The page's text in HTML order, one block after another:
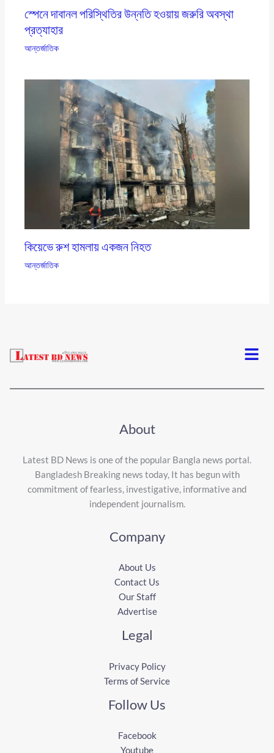
স্পেনে দাবানল পরিস্থিতির উন্নতি হওয়ায় জরুরি অবস্থা
প্রত্যাহার
আন্তর্জাতিক
কিয়েভে রুশ হামলায় একজন নিহত
আন্তর্জাতিক
Menu
About
Latest BD News is one of the popular Bangla news portal.
Bangladesh Breaking news today, It has begun with
commitment of fearless, investigative, informative and
independent journalism.
Company
About Us
Contact Us
Our Staff
Advertise
Legal
Privacy Policy
Terms of Service
Follow Us
Facebook
Youtube